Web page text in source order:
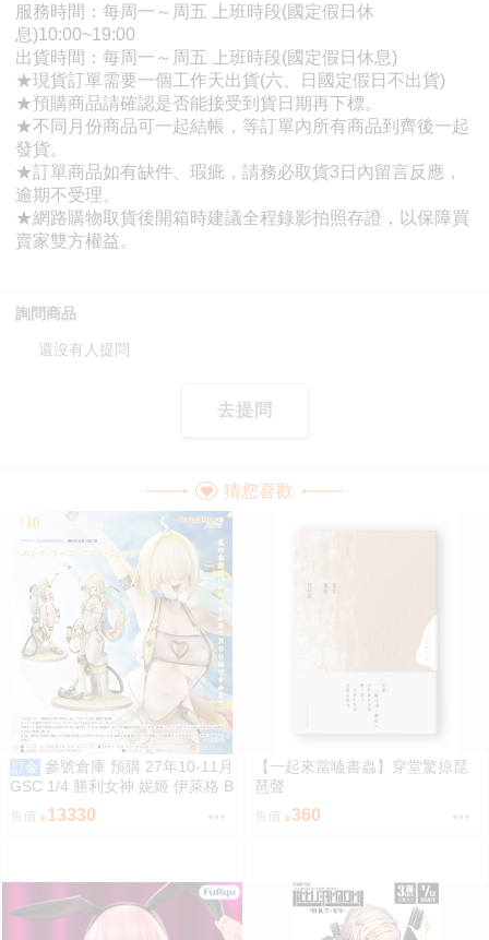
詢問商品
還沒有人提問
去提問
猜您喜歡
訂金 參號倉庫 預購 27年10-11月
GSC 1/4 勝利女神 妮姬 伊萊格 B
OOM與驚嚇 9/7
13330
【一起來當嗑書蟲】穿堂驚掠琵
琶聲
360